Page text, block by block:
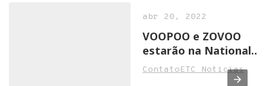
abr 20, 2022
VOOPOO e ZOVOO
estarão na National
Convenience Show
2022 em Birmingham
ContatoETC Noticias